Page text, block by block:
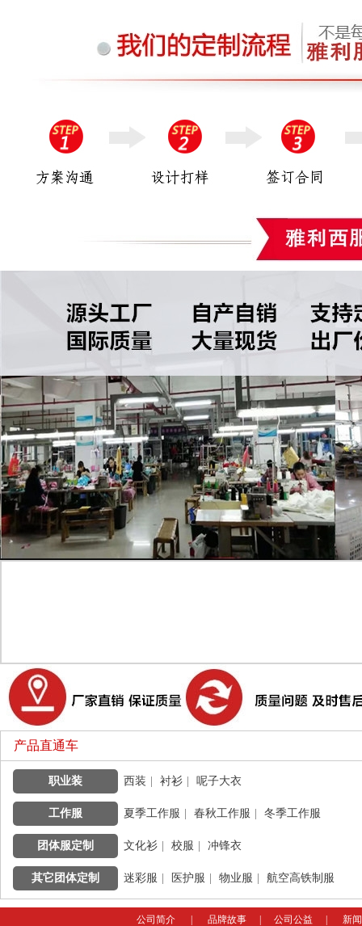
产品直通车
职业装 西装 | 衬衫 | 呢子大衣
工作服 夏季工作服 | 春秋工作服 | 冬季工作服
团体服定制 文化衫 | 校服 | 冲锋衣
其它团体定制 迷彩服 | 医护服 | 物业服 | 航空高铁制服
公司简介 | 品牌故事 | 公司公益 | 新